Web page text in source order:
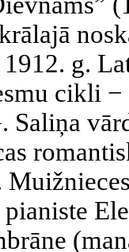
1912. g.
cikli −
Saliņa